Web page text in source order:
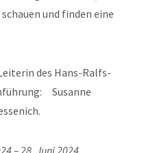
und finden eine
des Hans-Ralfs-
Susanne
– 28. Juni 2024,